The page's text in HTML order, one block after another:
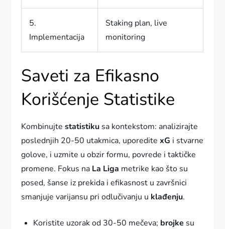
5.
Implementacija
Staking plan, live
monitoring
Saveti za Efikasno
Korišćenje Statistike
Kombinujtestatistiku sa kontekstom: analizirajte
poslednjih 20-50 utakmica, uporeditexG i stvarne
golove, i uzmite u obzir formu, povrede i taktičke
promene. Fokus na La Liga metrike kao što su
posed, šanse iz prekida i efikasnost u završnici
smanjuje varijansu pri odlučivanju u klađenju.
Koristite uzorak od 30-50 mečeva; brojke su